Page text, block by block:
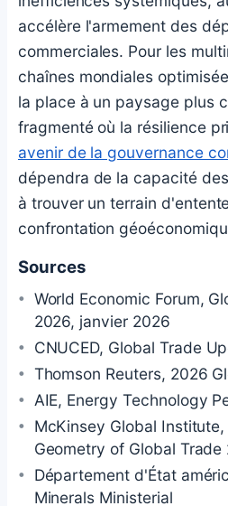
accélère l'armement des
commerciales. Pour les
chaînes mondiales
la place à un paysage plus
fragmenté où la résilience
avenir de la gouvernance
dépendra de la capacité
à trouver un terrain
confrontation
Sources
World Economic Forum,
2026, janvier 2026
CNUCED, Global Trade
Thomson Reuters, 2026
AIE, Energy Technology
McKinsey Global
Geometry of Global
Département d'État
Minerals Ministerial